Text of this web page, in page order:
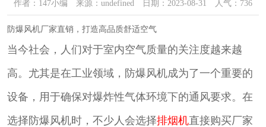
作者：147小编 来源：undefined 日期：2023-08-31 人气：736
防爆风机厂家直销，打造高品质舒适空气
当今社会，人们对于室内空气质量的关注度越来越
高。尤其是在工业领域，防爆风机成为了一个重要的
设备，用于确保对爆炸性气体环境下的通风要求。在
选择防爆风机时，不少人会选择排烟机直接购买厂家